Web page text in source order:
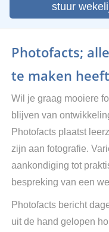
stuur
Photofacts;
te maken
Wil je graag mooiere
blijven van
Photofacts plaatst
zijn aan fotografie.
aankondiging tot
bespreking van een
Photofacts bericht
uit de hand gelopen